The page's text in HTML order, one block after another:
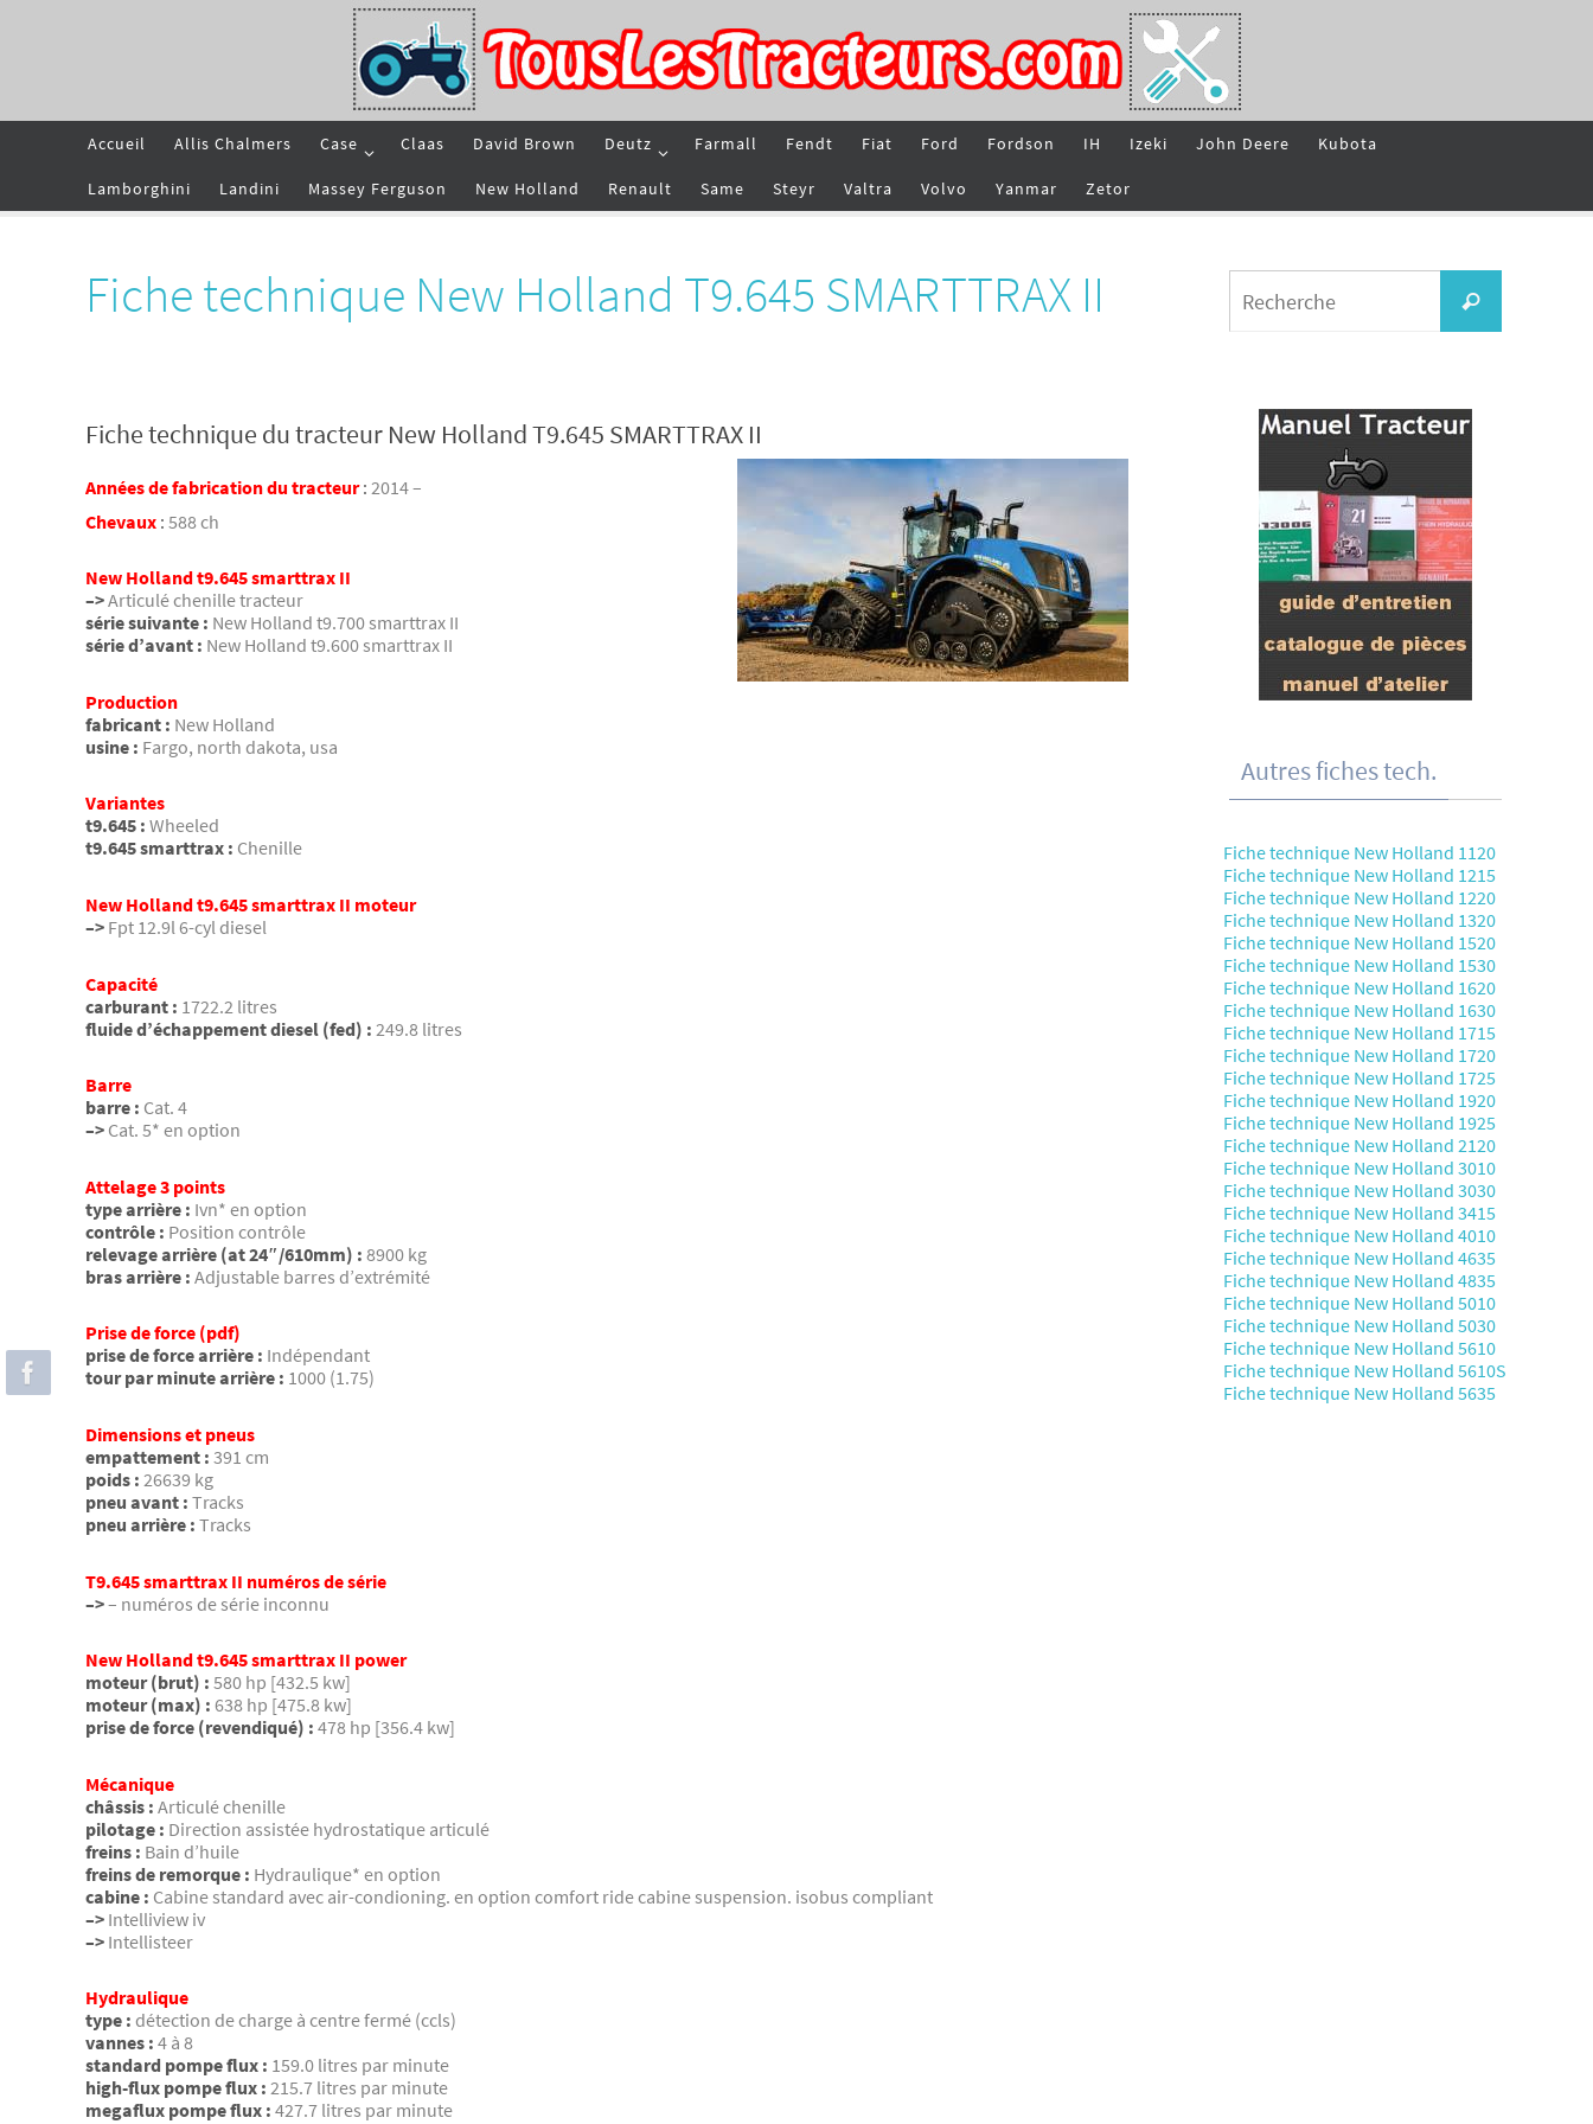
Accueil Allis Chalmers Case Claas David Brown Deutz Farmall Fendt Fiat Ford Fordson IH Izeki John Deere Kubota
Lamborghini Landini Massey Ferguson New Holland Renault Same Steyr Valtra Volvo Yanmar Zetor
Fiche technique New Holland T9.645 SMARTTRAX II
Fiche technique du tracteur New Holland T9.645 SMARTTRAX II
Années de fabrication du tracteur: 2014 –
Chevaux : 588 ch
New Holland t9.645 smarttrax II
–>Articulé chenille tracteur
série suivante : New Holland t9.700 smarttrax II
série d’avant : New Holland t9.600 smarttrax II
Production
fabricant : New Holland
usine : Fargo, north dakota, usa
Variantes
t9.645 : Wheeled
t9.645 smarttrax : Chenille
New Holland t9.645 smarttrax II moteur
–> Fpt 12.9l 6-cyl diesel
Capacité
carburant : 1722.2 litres
fluide d’échappement diesel (fed) : 249.8 litres
Barre
barre : Cat. 4
–> Cat. 5* en option
Attelage 3 points
type arrière : Ivn* en option
contrôle : Position contrôle
relevage arrière (at 24″/610mm) : 8900 kg
bras arrière : Adjustable barres d’extrémité
Prise de force (pdf)
prise de force arrière : Indépendant
tour par minute arrière : 1000 (1.75)
Dimensions et pneus
empattement : 391 cm
poids : 26639 kg
pneu avant : Tracks
pneu arrière : Tracks
T9.645 smarttrax II numéros de série
–>– numéros de série inconnu
New Holland t9.645 smarttrax II power
moteur (brut) : 580 hp [432.5 kw]
moteur (max) : 638 hp [475.8 kw]
prise de force (revendiqué) : 478 hp [356.4 kw]
Mécanique
châssis : Articulé chenille
pilotage : Direction assistée hydrostatique articulé
freins : Bain d’huile
freins de remorque : Hydraulique* en option
cabine : Cabine standard avec air-condioning. en option comfort ride cabine suspension. isobus compliant
–> Intelliview iv
–> Intellisteer
Hydraulique
type : détection de charge à centre fermé (ccls)
vannes : 4 à 8
standard pompe flux : 159.0 litres par minute
high-flux pompe flux : 215.7 litres par minute
megaflux pompe flux : 427.7 litres par minute
Recherche
Autres fiches tech.
Fiche technique New Holland 1120
Fiche technique New Holland 1215
Fiche technique New Holland 1220
Fiche technique New Holland 1320
Fiche technique New Holland 1520
Fiche technique New Holland 1530
Fiche technique New Holland 1620
Fiche technique New Holland 1630
Fiche technique New Holland 1715
Fiche technique New Holland 1720
Fiche technique New Holland 1725
Fiche technique New Holland 1920
Fiche technique New Holland 1925
Fiche technique New Holland 2120
Fiche technique New Holland 3010
Fiche technique New Holland 3030
Fiche technique New Holland 3415
Fiche technique New Holland 4010
Fiche technique New Holland 4635
Fiche technique New Holland 4835
Fiche technique New Holland 5010
Fiche technique New Holland 5030
Fiche technique New Holland 5610
Fiche technique New Holland 5610S
Fiche technique New Holland 5635